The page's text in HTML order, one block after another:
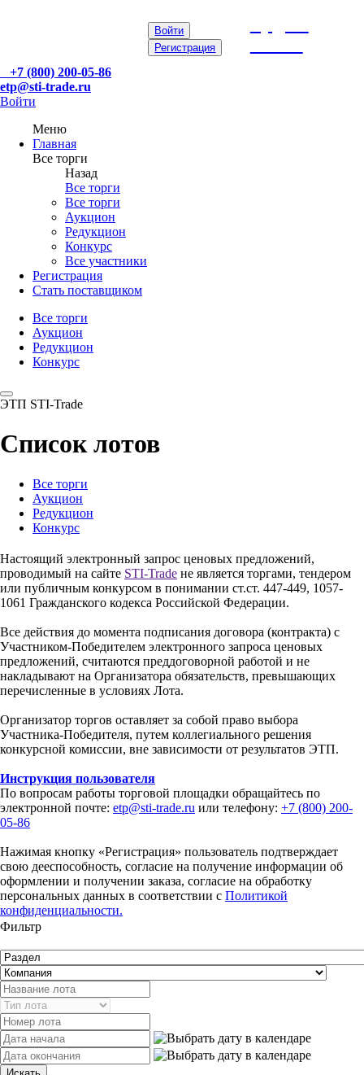
Войти
Регистрация
+7 (800) 200-05-86
etp@sti-trade.ru
Войти
Меню
Главная
Все торги
Назад
Все торги
Все торги
Аукцион
Редукцион
Конкурс
Все участники
Регистрация
Стать поставщиком
Все торги
Аукцион
Редукцион
Конкурс
ЭТП STI-Trade
Список лотов
Все торги
Аукцион
Редукцион
Конкурс
Настоящий электронный запрос ценовых предложений,
проводимый на сайте STI-Trade не является торгами, тендером
или публичным конкурсом в понимании ст.ст. 447-449, 1057-
1061 Гражданского кодекса Российской Федерации.
Все действия до момента подписания договора (контракта) с
Участником-Победителем электронного запроса ценовых
предложений, считаются преддоговорной работой и не
накладывают на Организатора обязательств, превышающих
перечисленные в условиях Лота.
Организатор торгов оставляет за собой право выбора
Участника-Победителя, путем коллегиального решения
конкурсной комиссии, вне зависимости от результатов ЭТП.
Инструкция пользователя
По вопросам работы торговой площадки обращайтесь по
электронной почте: etp@sti-trade.ru или телефону: +7 (800) 200-
05-86
Нажимая кнопку «Регистрация» пользователь подтверждает
свою дееспособность, согласие на получение информации об
оформлении и получении заказа, согласие на обработку
персональных данных в соответствии с Политикой
конфиденциальности.
Фильтр